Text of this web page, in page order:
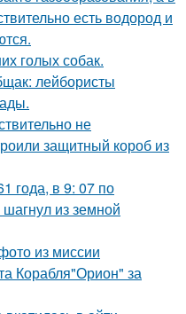
есть водород и
голых собак.
лейбористы
не
защитный короб из
года, в 9: 07 по
из земной
из миссии
Корабля"Орион" за